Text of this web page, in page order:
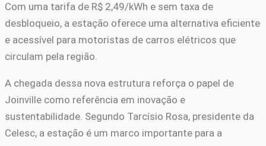
Com uma tarifa de R$ 2,49/kWh e sem taxa de
desbloqueio, a estação oferece uma alternativa eficiente
e acessível para motoristas de carros elétricos que
circulam pela região.
A chegada dessa nova estrutura reforça o papel de
Joinville como referência em inovação e
sustentabilidade. Segundo Tarcísio Rosa, presidente da
Celesc, a estação é um marco importante para a